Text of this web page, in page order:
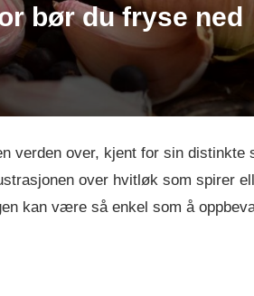
bør du fryse ned
verden over, kjent for sin distinkte
over hvitløk som spirer
kan være så enkel som å